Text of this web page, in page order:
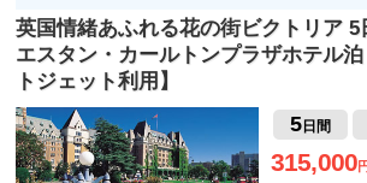
英国情緒あふれる花の街ビクトリア
エスタン・カールトンプラザホテル
トジェット利用】
5日間
315,000